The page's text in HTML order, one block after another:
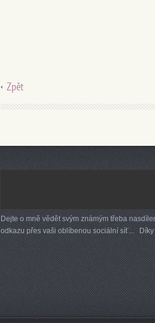
Zpět
Dejte o mně vědět svým známým třeba
odkazu přes vaši oblíbenou sociální síť... Díky